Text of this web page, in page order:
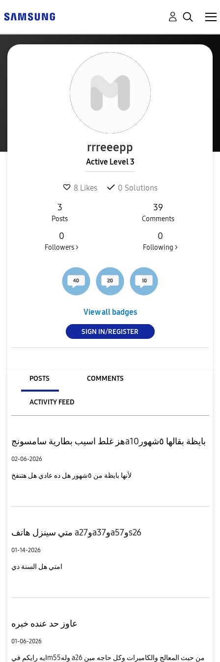
rrreeepp
Active Level 3
8 Likes 0 Solutions
3
Posts
39
Comments
0
Followers >
0
Following >
View all badges
SIGN IN/REGISTER
POSTS COMMENTS
ACTIVITY FEED
هز غلط اسيب بطارية سامسونجa10بايظة بقالها ٥شهور
02-06-2026
لأنها بايظة من ٥شهور هل ده عادي هل هتنفخ
متي سينزل هاتف a27وa37وa57وs26
01-14-2026
امتي هل السنة دي
عاوز حد عنده خبره
01-06-2026
ايه رايكم فيm55وله a26 من حيث المعالج والكاميرات وكل حاجه مين